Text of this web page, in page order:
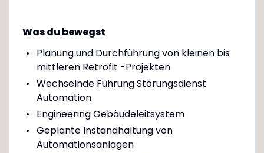
Was du bewegst
Planung und Durchführung von kleinen bis
mittleren Retrofit -Projekten
Wechselnde Führung Störungsdienst
Automation
Engineering Gebäudeleitsystem
Geplante Instandhaltung von
Automationsanlagen